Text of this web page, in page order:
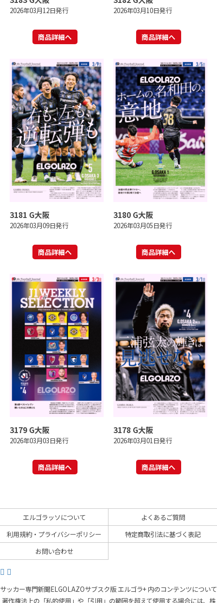
2026年03月12日発行
商品詳細へ
2026年03月10日発行
商品詳細へ
3181 G大阪
2026年03月09日発行
商品詳細へ
3180 G大阪
2026年03月05日発行
商品詳細へ
3179 G大阪
2026年03月03日発行
商品詳細へ
3178 G大阪
2026年03月01日発行
商品詳細へ
エルゴラッソについて
よくあるご質問
利用規約・プライバシーポリシー
特定商取引法に基づく表記
お問い合わせ
サッカー専門新聞ELGOLAZOサブスク版 エルゴラ+ 内のコンテンツについて
著作権法上の「私的使用」や「引用」の範囲を超えて使用する場合には、株